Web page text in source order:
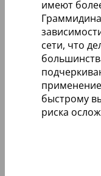
имеют
сети, что
быстрому
риска